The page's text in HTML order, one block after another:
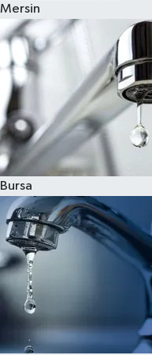
Mersin
Bursa